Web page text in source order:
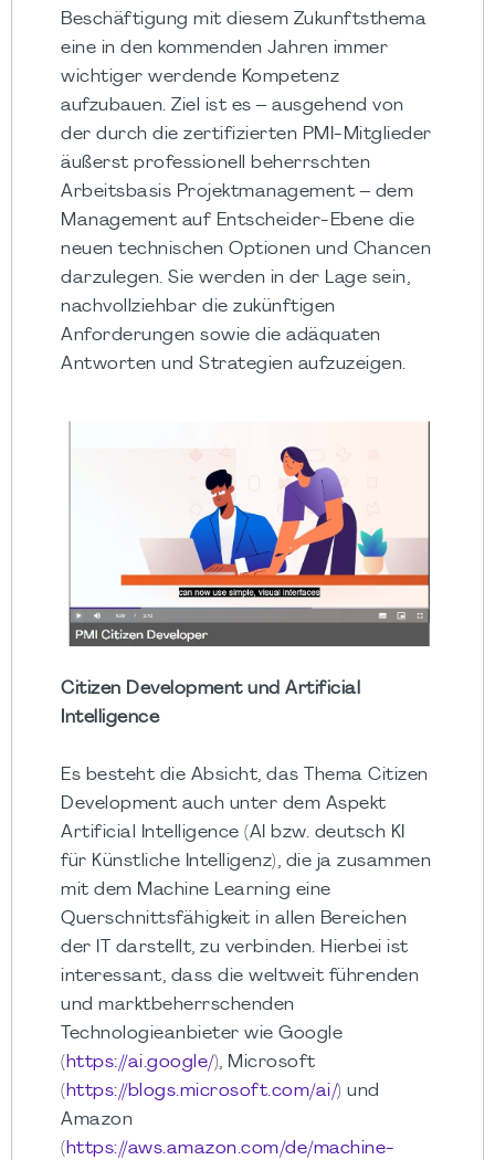
Beschäftigung mit diesem Zukunftsthema
eine in den kommenden Jahren immer
wichtiger werdende Kompetenz
aufzubauen. Ziel ist es – ausgehend von
der durch die zertifizierten PMI-Mitglieder
äußerst professionell beherrschten
Arbeitsbasis Projektmanagement – dem
Management auf Entscheider-Ebene die
neuen technischen Optionen und Chancen
darzulegen. Sie werden in der Lage sein,
nachvollziehbar die zukünftigen
Anforderungen sowie die adäquaten
Antworten und Strategien aufzuzeigen.
Citizen Development und Artificial
Intelligence
Es besteht die Absicht, das Thema Citizen
Development auch unter dem Aspekt
Artificial Intelligence (AI bzw. deutsch KI
für Künstliche Intelligenz), die ja zusammen
mit dem Machine Learning eine
Querschnittsfähigkeit in allen Bereichen
der IT darstellt, zu verbinden. Hierbei ist
interessant, dass die weltweit führenden
und marktbeherrschenden
Technologieanbieter wie Google
( https://ai.google/), Microsoft
( https://blogs.microsoft.com/ai/) und
Amazon
( https://aws.amazon.com/de/machine-